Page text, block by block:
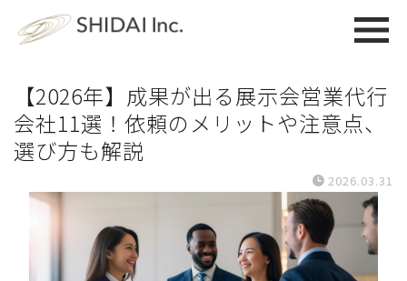
【2026年】成果が出る展示会営業代行
会社11選！依頼のメリットや注意点、
選び方も解説
2026.03.31